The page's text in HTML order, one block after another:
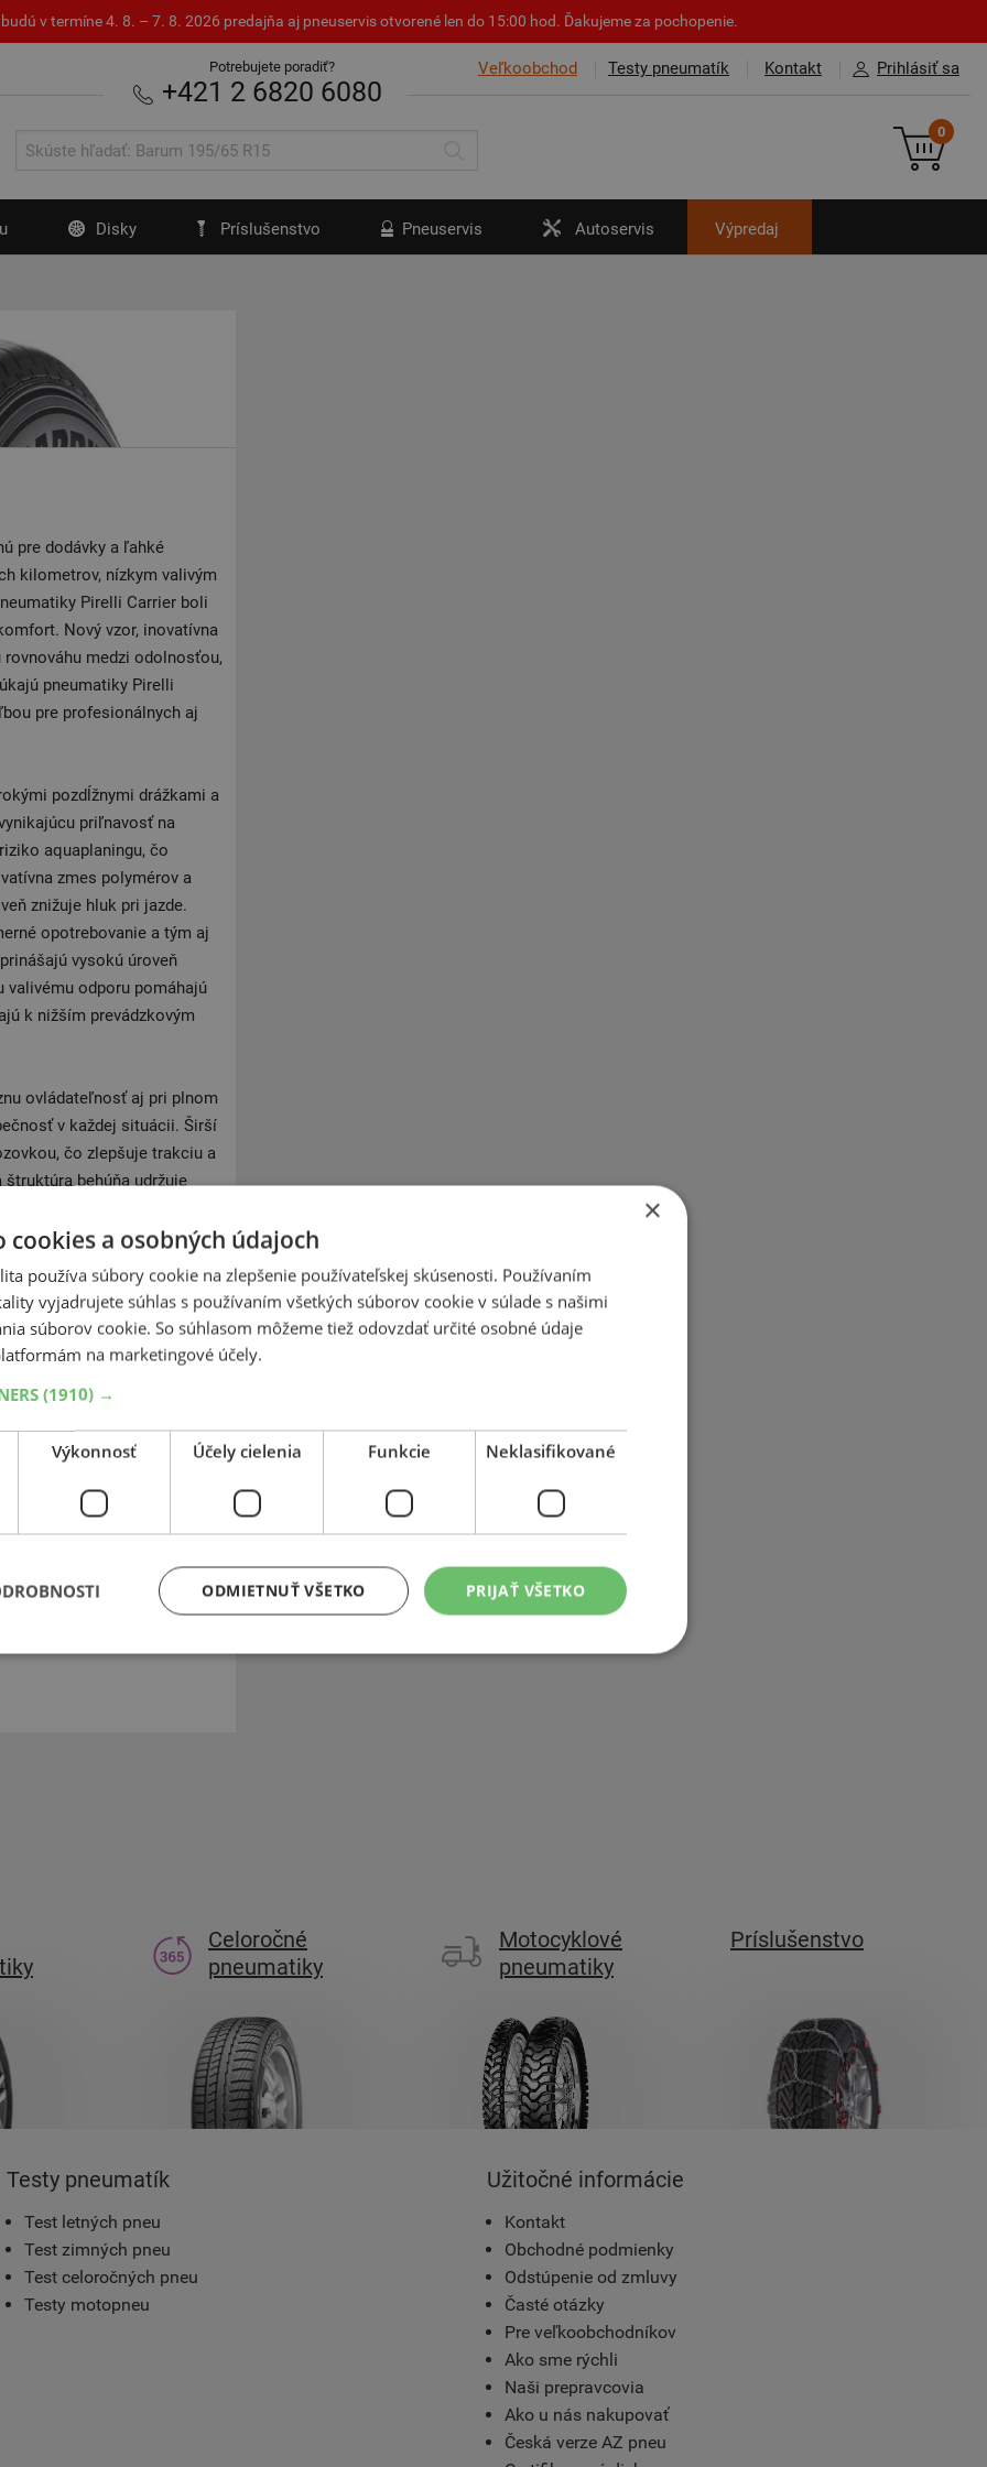
v termíne 4. 8. – 7. 8. 2026 predajňa aj pneuservis otvorené len do 15:00 hod. Ďakujeme za pochopenie.
Veľkoobchod Testy pneumatík Kontakt Prihlásiť sa
Potrebujete poradiť?
+421 2 6820 6080
0
Disky Príslušenstvo Pneuservis Autoservis Výpredaj
pre dodávky a ľahké
kilometrov, nízkym valivým
Pirelli Carrier boli
Nový vzor, inovatívna
medzi odolnosťou,
pneumatiky Pirelli
pre profesionálnych aj
pozdĺžnymi drážkami a
priľnavosť na
aquaplaningu, čo
zmes polymérov a
znižuje hluk pri jazde.
opotrebovanie a tým aj
vysokú úroveň
odporu pomáhajú
k nižším prevádzkovým
ovládateľnosť aj pri plnom
v každej situácii. Širší
čo zlepšuje trakciu a
behúňa udržuje
na triedu C, zatiaľ čo
vysokú úroveň kvality a
priľnavosť a
riešení vo svojej triede.
premávku a diaľkové
distribútorov. Pirelli
výskumné a vývojové
svojmu technologickému
a motocyklov, vďaka
luxusných automobiliek.
pneumatík. V súčasnosti je
v smere
zamestnancov. Pirelli je
až do minulého storočia.
Celoročné
pneumatiky
Motocyklové
pneumatiky
Príslušenstvo
Testy pneumatík
Test letných pneu
Test zimných pneu
Test celoročných pneu
Testy motopneu
Užitočné informácie
Kontakt
Obchodné podmienky
Odstúpenie od zmluvy
Časté otázky
Pre veľkoobchodníkov
Ako sme rýchli
Naši prepravcovia
Ako u nás nakupovať
Česká verze AZ pneu
×
cookies a osobných údajoch
používa súbory cookie na zlepšenie používateľskej skúsenosti. Používaním
vyjadrujete súhlas s používaním všetkých súborov cookie v súlade s našimi
súborov cookie. So súhlasom môžeme tiež odovzdať určité osobné údaje
na marketingové účely.
(1910) →
Výkonnosť Účely cielenia Funkcie Neklasifikované
PRIJAŤ VŠETKO
ODMIETNUŤ VŠETKO